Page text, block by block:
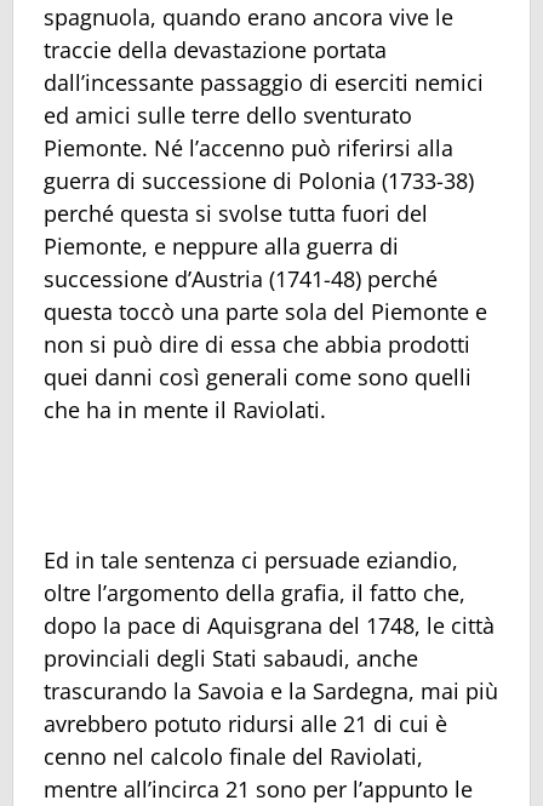
spagnuola, quando erano ancora vive le
traccie della devastazione portata
dall’incessante passaggio di eserciti nemici
ed amici sulle terre dello sventurato
Piemonte. Né l’accenno può riferirsi alla
guerra di successione di Polonia (1733-38)
perché questa si svolse tutta fuori del
Piemonte, e neppure alla guerra di
successione d’Austria (1741-48) perché
questa toccò una parte sola del Piemonte e
non si può dire di essa che abbia prodotti
quei danni così generali come sono quelli
che ha in mente il Raviolati.
Ed in tale sentenza ci persuade eziandio,
oltre l’argomento della grafia, il fatto che,
dopo la pace di Aquisgrana del 1748, le città
provinciali degli Stati sabaudi, anche
trascurando la Savoia e la Sardegna, mai più
avrebbero potuto ridursi alle 21 di cui è
cenno nel calcolo finale del Raviolati,
mentre all’incirca 21 sono per l’appunto le